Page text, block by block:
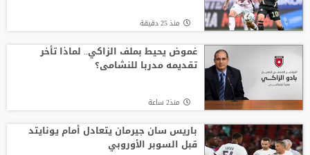
الاتحاد يواصل صدارة الدوري النسوي تحت 14
وفاة والد ليونيل ميسي عن 68 عاما
منذ 25 دقيقة
غموض يحيط بملف الزاكي.. لماذا تأخر
تقديمه مدربا للنشامى؟
منذ2 ساعة
باريس سان جيرمان يتعادل أمام يونايتد
قبل السوبر الأوروبي